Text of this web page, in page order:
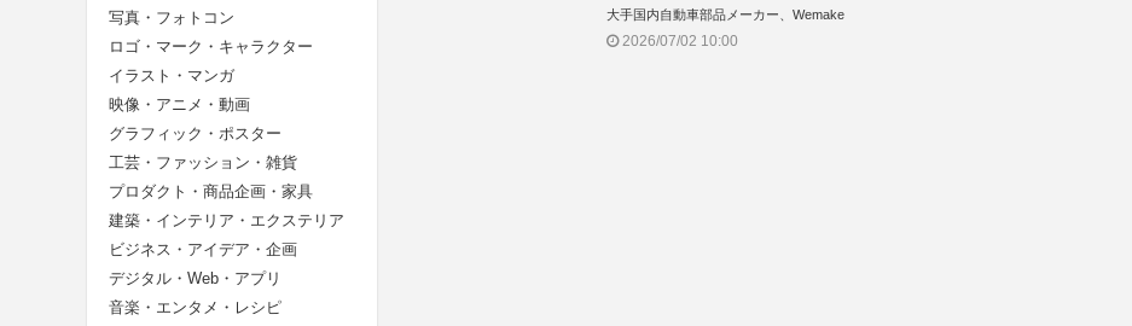
写真・フォトコン
ロゴ・マーク・キャラクター
イラスト・マンガ
映像・アニメ・動画
グラフィック・ポスター
工芸・ファッション・雑貨
プロダクト・商品企画・家具
建築・インテリア・エクステリア
ビジネス・アイデア・企画
デジタル・Web・アプリ
音楽・エンタメ・レシピ
大手国内自動車部品メーカー、Wemake
2026/07/02 10:00